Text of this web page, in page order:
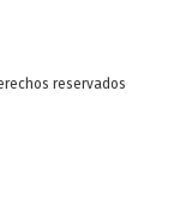
reservados